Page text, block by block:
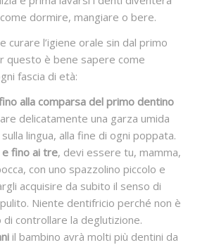
dormire, mangiare o bere.
curare l’igiene orale sin dal primo
questo è bene sapere come
fascia di età:
alla comparsa del primo dentino
delicatamente una garza umida
lingua, alla fine di ogni poppata.
e fino ai tre, devi essere tu, mamma,
con uno spazzolino piccolo e
acquisire da subito il senso di
Niente dentifricio perché non è
di controllare la deglutizione.
il bambino avrà molti più dentini da